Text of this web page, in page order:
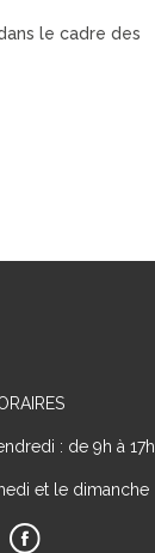
le cadre des
: de 9h à 17h
et le dimanche